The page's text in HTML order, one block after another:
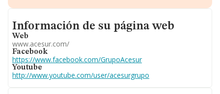
Información oficial y registral complementaria.
Informacion de su página web
Información de su página web
Web
www.acesur.com/
Facebook
https://www.facebook.com/GrupoAcesur
Youtube
http://www.youtube.com/user/acesurgrupo